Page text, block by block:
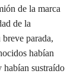
de la marca
de la
parada,
habían
habían sustraído